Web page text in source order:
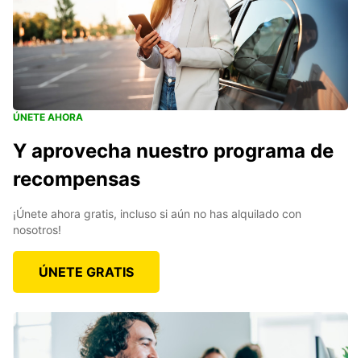
ÚNETE AHORA
Y aprovecha nuestro programa de
recompensas
¡Únete ahora gratis, incluso si aún no has alquilado con
nosotros!
ÚNETE GRATIS